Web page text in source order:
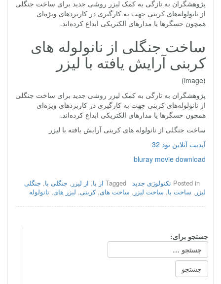
پژوهشگران به تازگی به کمک لیزر روشی جدید برای ساخت جنگلی
از نانولوله‌های کربنی جهت به کارگیری در کاربردهای ویژه‌ای
همچون حسگرها یا مدارهای الکتریکی ابداع کرده‌اند.
ساخت جنگلی از نانولوله‌ های
کربنی آرایش یافته با لیزر
(image)
پژوهشگران به تازگی به کمک لیزر روشی جدید برای ساخت جنگلی
از نانولوله‌های کربنی جهت به کارگیری در کاربردهای ویژه‌ای
همچون حسگرها یا مدارهای الکتریکی ابداع کرده‌اند.
ساخت جنگلی از نانولوله‌ های کربنی آرایش یافته با لیزر
آپدیت آنلاین نود 32
bluray movie download
Posted in تکنولوژی جدید Tagged از با, از لیزر , جنگلی با, جنگلی
لیزر , ساخت با, ساخت لیزر , ساخت های,کربنی, لیزر های, نانولوله‌
جستجو برای: